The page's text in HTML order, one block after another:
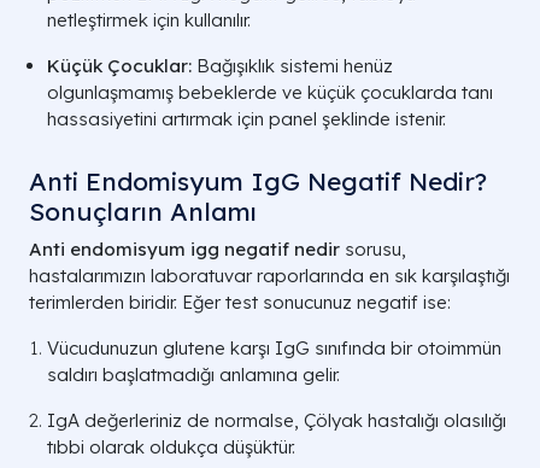
netleştirmek için kullanılır.
Küçük Çocuklar: Bağışıklık sistemi henüz
olgunlaşmamış bebeklerde ve küçük çocuklarda tanı
hassasiyetini artırmak için panel şeklinde istenir.
Anti Endomisyum IgG Negatif Nedir?
Sonuçların Anlamı
Anti endomisyum igg negatif nedir sorusu,
hastalarımızın laboratuvar raporlarında en sık karşılaştığı
terimlerden biridir. Eğer test sonucunuz negatif ise:
Vücudunuzun glutene karşı IgG sınıfında bir otoimmün
saldırı başlatmadığı anlamına gelir.
IgA değerleriniz de normalse, Çölyak hastalığı olasılığı
tıbbi olarak oldukça düşüktür.